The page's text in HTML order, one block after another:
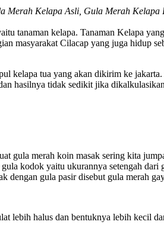
Kelapa Asli, Gula Merah Kelapa
tanaman kelapa. Tanaman Kelapa
masyarakat Cilacap yang juga hidup
kelapa tua yang akan dikirim ke
hasilnya tidak sedikit jika
gula merah koin masak sering kita
kodok yaitu ukurannya setengah dari
dengan gula pasir disebut gula merah
lebih halus dan bentuknya lebih kecil